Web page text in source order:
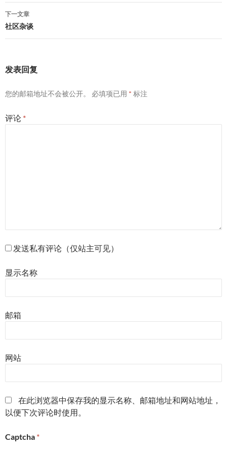
导
航
下一文章
社区杂谈
发表回复
您的邮箱地址不会被公开。 必填项已用 * 标注
评论 *
发送私有评论（仅站主可见）
显示名称
邮箱
网站
在此浏览器中保存我的显示名称、邮箱地址和网站地址，
以便下次评论时使用。
Captcha *